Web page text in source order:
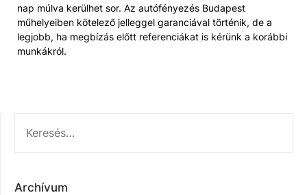
nap múlva kerülhet sor. Az autófényezés Budapest
műhelyeiben kötelező jelleggel garanciával történik, de a
legjobb, ha megbízás előtt referenciákat is kérünk a korábbi
munkákról.
Archívum